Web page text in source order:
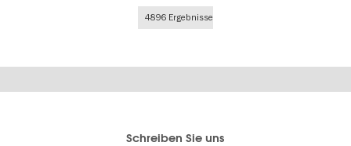
4896 Ergebnisse
Schreiben Sie uns